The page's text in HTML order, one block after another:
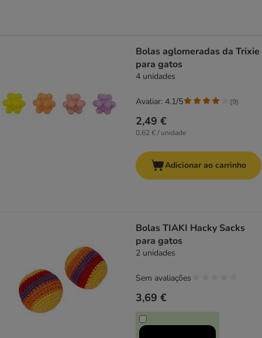
Bolas aglomeradas da Trixie
para gatos
4 unidades
2,49 €
0,62 € / unidade
Avaliar: 4.1/5 (9)
Adicionar ao carrinho
Bolas TIAKI Hacky Sacks
para gatos
2 unidades
3,69 €
Sem avaliações